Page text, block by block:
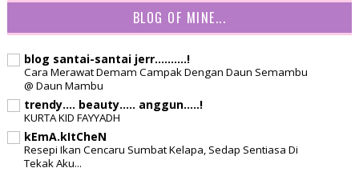
BLOG OF MINE...
blog santai-santai jerr..........!
Cara Merawat Demam Campak Dengan Daun Semambu
@ Daun Mambu
trendy.... beauty..... anggun.....!
KURTA KID FAYYADH
kEmA.kItCheN
Resepi Ikan Cencaru Sumbat Kelapa, Sedap Sentiasa Di
Tekak Aku...